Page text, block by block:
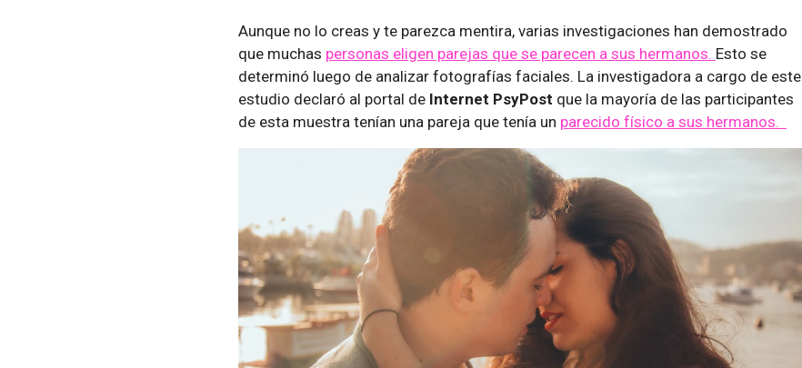
Aunque no lo creas y te parezca mentira, varias investigaciones han demostrado
que muchas personas eligen parejas que se parecen a sus hermanos. Esto se
determinó luego de analizar fotografías faciales. La investigadora a cargo de este
estudio declaró al portal de Internet PsyPost que la mayoría de las participantes
de esta muestra tenían una pareja que tenía un parecido físico a sus hermanos.